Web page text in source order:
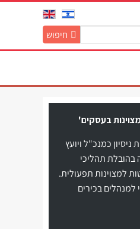
חיפוש
בעסקים'
מ-30 שנות ניסיון כמנכ"ל ויועץ
תהליכי
למצוינות תפעולית.
למנהלים בכירים